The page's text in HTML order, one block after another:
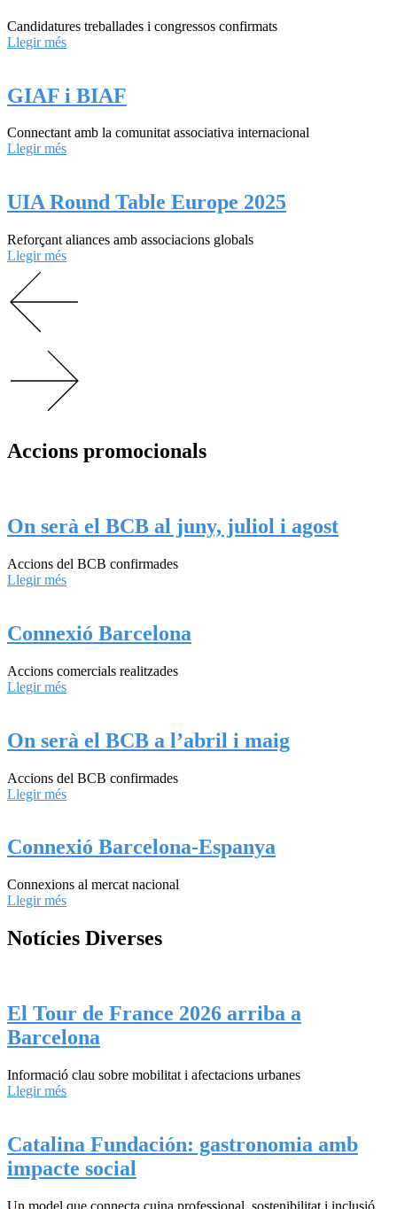
Candidatures treballades i congressos confirmats
Llegir més
GIAF i BIAF
Connectant amb la comunitat associativa internacional
Llegir més
UIA Round Table Europe 2025
Reforçant aliances amb associacions globals
Llegir més
Accions promocionals​
On serà el BCB al juny, juliol i agost
Accions del BCB confirmades
Llegir més
Connexió Barcelona
Accions comercials realitzades
Llegir més
On serà el BCB a l’abril i maig
Accions del BCB confirmades
Llegir més
Connexió Barcelona-Espanya
Connexions al mercat nacional
Llegir més
Notícies Diverses
El Tour de France 2026 arriba a
Barcelona
Informació clau sobre mobilitat i afectacions urbanes
Llegir més
Catalina Fundación: gastronomia amb
impacte social
Un model que connecta cuina professional, sostenibilitat i inclusió